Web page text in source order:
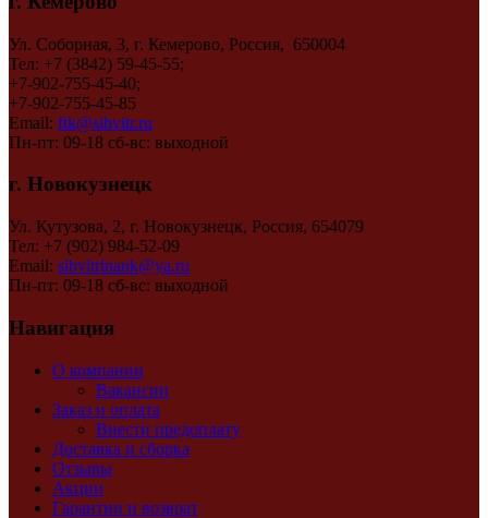
Ул. Соборная, 3, г. Кемерово, Россия, 650004
Тел: +7 (3842) 59-45-55;
+7-902-755-45-40;
+7-902-755-45-85
Email: ftk@sibvitr.ru
Пн-пт: 09-18 сб-вс: выходной
г. Новокузнецк
Ул. Кутузова, 2, г. Новокузнецк, Россия, 654079
Тел: +7 (902) 984-52-09
Email: sibvitrinank@ya.ru
Пн-пт: 09-18 сб-вс: выходной
Навигация
О компании
Вакансии
Заказ и оплата
Внести предоплату
Доставка и сборка
Отзывы
Акции
Гарантии и возврат